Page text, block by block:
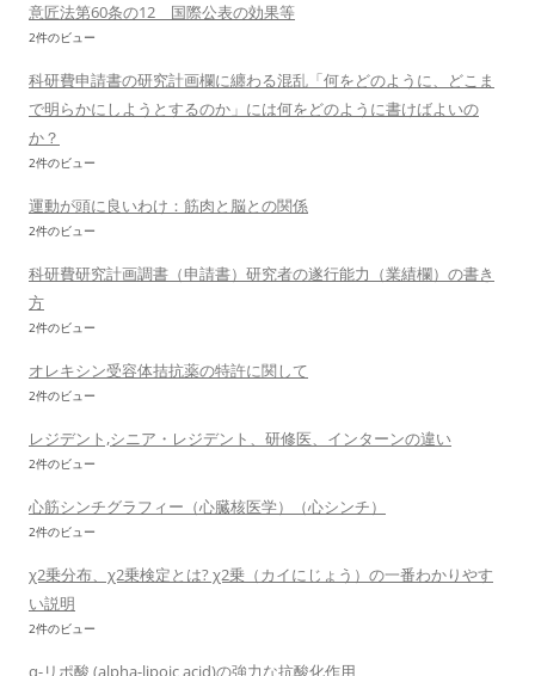
意匠法第60条の12 国際公表の効果等
2件のビュー
科研費申請書の研究計画欄に纏わる混乱「何をどのように、どこま
で明らかにしようとするのか」には何をどのように書けばよいの
か？
2件のビュー
運動が頭に良いわけ：筋肉と脳との関係
2件のビュー
科研費研究計画調書（申請書）研究者の遂行能力（業績欄）の書き
方
2件のビュー
オレキシン受容体拮抗薬の特許に関して
2件のビュー
レジデント,シニア・レジデント、研修医、インターンの違い
2件のビュー
心筋シンチグラフィー（心臓核医学）（心シンチ）
2件のビュー
χ2乗分布、χ2乗検定とは? χ2乗（カイにじょう）の一番わかりやす
い説明
2件のビュー
α-リポ酸 (alpha-lipoic acid)の強力な抗酸化作用